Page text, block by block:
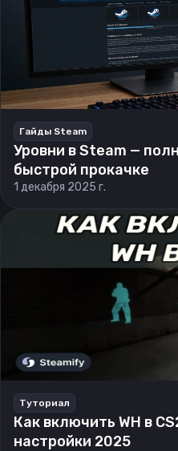
Гайды Steam
Уровни в Steam —
быстрой прокачке
1 декабря 2025 г.
Туториал
Как включить WH в
настройки 2025